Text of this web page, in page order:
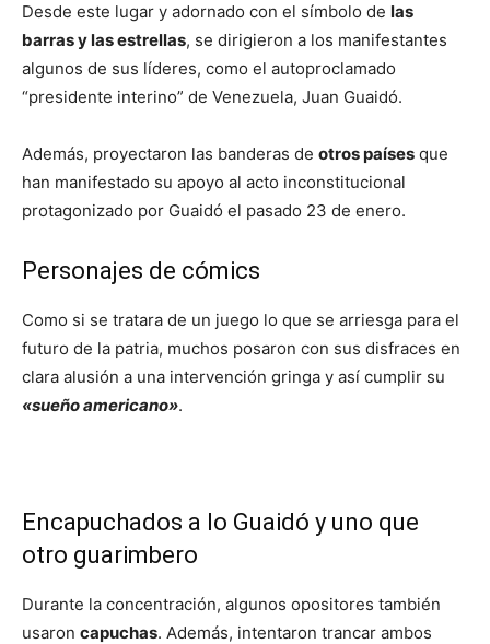
Desde este lugar y adornado con el símbolo de las
barras y las estrellas, se dirigieron a los manifestantes
algunos de sus líderes, como el autoproclamado
“presidente interino” de Venezuela, Juan Guaidó.
Además, proyectaron las banderas de otros países que
han manifestado su apoyo al acto inconstitucional
protagonizado por Guaidó el pasado 23 de enero.
Personajes de cómics
Como si se tratara de un juego lo que se arriesga para el
futuro de la patria, muchos posaron con sus disfraces en
clara alusión a una intervención gringa y así cumplir su
«sueño americano».
Encapuchados a lo Guaidó y uno que
otro guarimbero
Durante la concentración, algunos opositores también
usaron capuchas. Además, intentaron trancar ambos